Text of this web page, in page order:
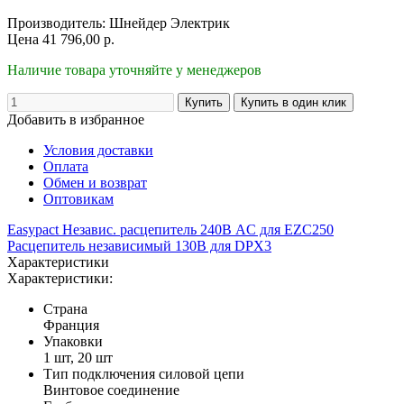
Производитель: Шнейдер Электрик
Цена 41 796,00 р.
Наличие товара уточняйте у менеджеров
Добавить в избранное
Условия доставки
Оплата
Обмен и возврат
Оптовикам
Easypact Независ. расцепитель 240В AC для EZC250
Расцепитель независимый 130В для DPX3
Характеристики
Характеристики:
Страна
Франция
Упаковки
1 шт, 20 шт
Тип подключения силовой цепи
Винтовое соединение